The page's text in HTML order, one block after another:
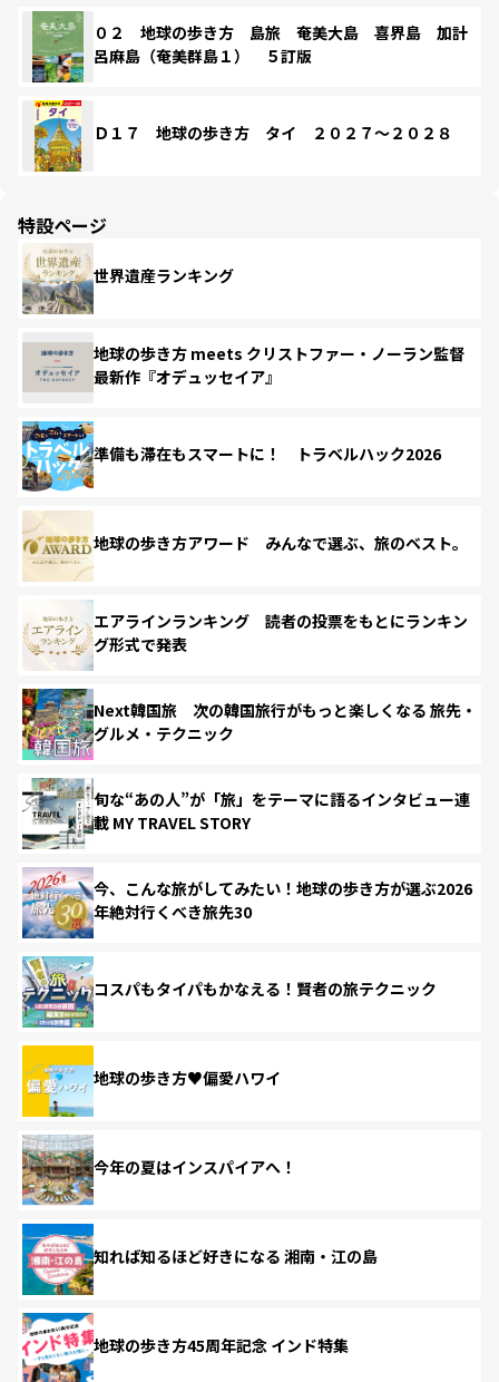
０２ 地球の歩き方 島旅 奄美大島 喜界島 加計
呂麻島（奄美群島１） ５訂版
Ｄ１７ 地球の歩き方 タイ ２０２７～２０２８
特設ページ
世界遺産ランキング
地球の歩き方 meets クリストファー・ノーラン監督
最新作『オデュッセイア』
準備も滞在もスマートに！ トラベルハック2026
地球の歩き方アワード みんなで選ぶ、旅のベスト。
エアラインランキング 読者の投票をもとにランキン
グ形式で発表
Next韓国旅 次の韓国旅行がもっと楽しくなる 旅先・
グルメ・テクニック
旬な“あの人”が「旅」をテーマに語るインタビュー連
載 MY TRAVEL STORY
今、こんな旅がしてみたい！地球の歩き方が選ぶ2026
年絶対行くべき旅先30
コスパもタイパもかなえる！賢者の旅テクニック
地球の歩き方♥偏愛ハワイ
今年の夏はインスパイアへ！
知れば知るほど好きになる 湘南・江の島
地球の歩き方45周年記念 インド特集